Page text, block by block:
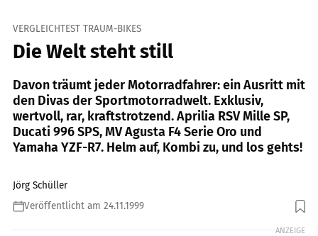
VERGLEICHTEST TRAUM-BIKES
Die Welt steht still
Davon träumt jeder Motorradfahrer: ein Ausritt mit
den Divas der Sportmotorradwelt. Exklusiv,
wertvoll, rar, kraftstrotzend. Aprilia RSV Mille SP,
Ducati 996 SPS, MV Agusta F4 Serie Oro und
Yamaha YZF-R7. Helm auf, Kombi zu, und los gehts!
Jörg Schüller
Veröffentlicht am 24.11.1999
ANZEIGE